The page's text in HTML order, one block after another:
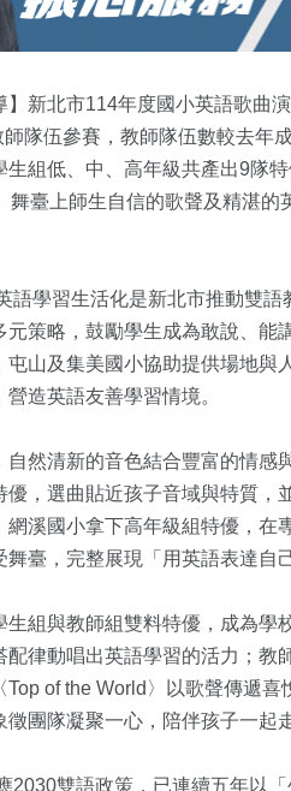
】新北市114年度國小英語歌曲
隊伍參賽，教師隊伍數較去年
生組低、中、高年級共產出9隊
舞臺上師生自信的歌聲及精湛
語學習生活化是新北市推動雙
策略，鼓勵學生成為敢說、能
屯山及集美國小協助提供場地與
造英語友善學習情境。
然清新的音色結合豐富的情感
優，選曲貼近孩子音域與特質
網溪國小拿下高年級組特優，在
臺，完整展現「用英語表達自
組與教師組雙料特優，成為學
律動唱出英語學習的活力；教
Top of the World〉以歌聲傳遞
團隊凝聚一心，陪伴孩子一起
雙語政策，已連續五年以
224+
運動
18+
海峽論壇專區